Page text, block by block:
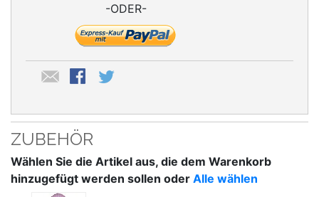
-ODER-
ZUBEHÖR
Wählen Sie die Artikel aus, die dem Warenkorb
hinzugefügt werden sollen oder Alle wählen